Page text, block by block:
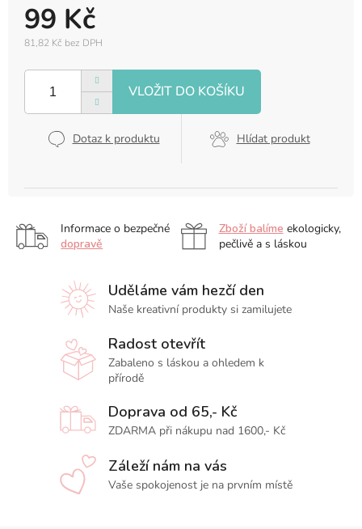
99 Kč
81,82 Kč bez DPH
cena:
Dotaz k produktu Hlídat produkt
Informace o bezpečné
dopravě
Zboží balíme ekologicky,
pečlivě a s láskou
Uděláme vám hezčí den
Naše kreativní produkty si zamilujete
Radost otevřít
Zabaleno s láskou a ohledem k
přírodě
Doprava od 65,- Kč
ZDARMA při nákupu nad 1600,- Kč
Záleží nám na vás
Vaše spokojenost je na prvním místě